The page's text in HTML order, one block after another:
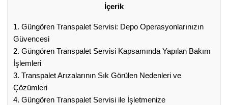
İçerik
1. Güngören Transpalet Servisi: Depo Operasyonlarınızın
Güvencesi
2. Güngören Transpalet Servisi Kapsamında Yapılan Bakım
İşlemleri
3. Transpalet Arızalarının Sık Görülen Nedenleri ve
Çözümleri
4. Güngören Transpalet Servisi ile İşletmenize